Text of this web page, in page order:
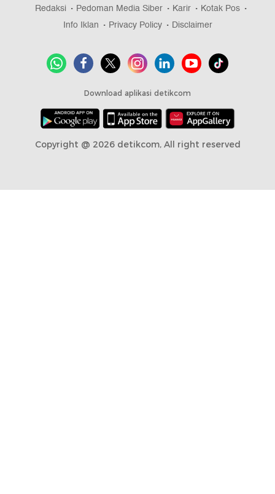
Redaksi Pedoman Media Siber Karir
Kotak Pos
Info Iklan
Privacy Policy Disclaimer
Download aplikasi detikcom
Copyright @ 2026 detikcom, All right reserved